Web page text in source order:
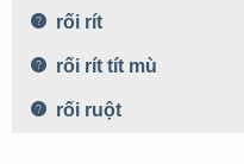
rối rít
rối rít tít mù
rối ruột